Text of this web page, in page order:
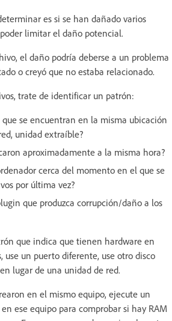
es si se han dañado varios
limitar el daño potencial.
el daño podría deberse a un problema
o creyó que no estaba relacionado.
trate de identificar un patrón:
que se encuentran en la misma ubicación
unidad extraíble?
aproximadamente a la misma hora?
cerca del momento en el que se
por última vez?
que produzca corrupción/daño a los
que indica que tienen hardware en
use un puerto diferente, use otro disco
lugar de una unidad de red.
en el mismo equipo, ejecute un
ese equipo para comprobar si hay RAM